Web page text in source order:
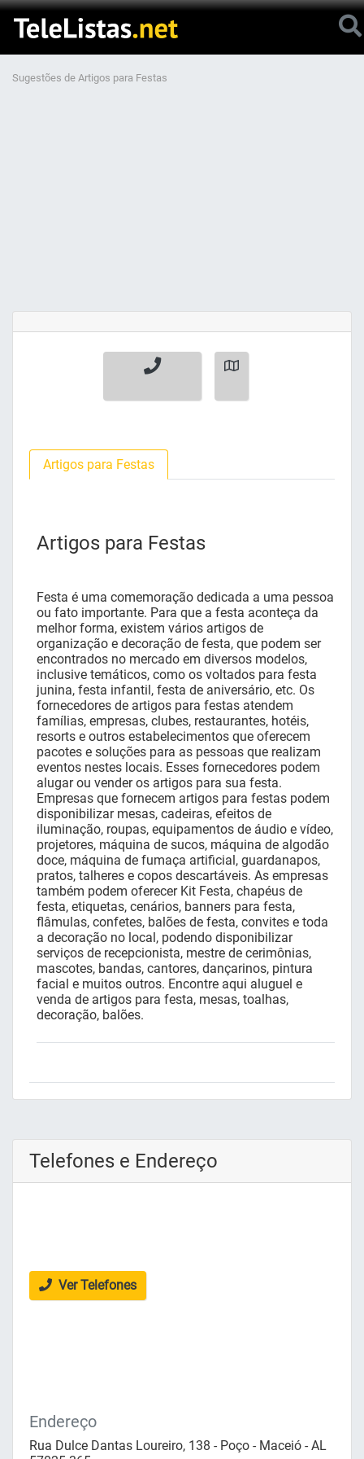
Sugestões de Artigos para Festas
Artigos para Festas
Artigos para Festas
Festa é uma comemoração dedicada a uma pessoa
ou fato importante. Para que a festa aconteça da
melhor forma, existem vários artigos de
organização e decoração de festa, que podem ser
encontrados no mercado em diversos modelos,
inclusive temáticos, como os voltados para festa
junina, festa infantil, festa de aniversário, etc. Os
fornecedores de artigos para festas atendem
famílias, empresas, clubes, restaurantes, hotéis,
resorts e outros estabelecimentos que oferecem
pacotes e soluções para as pessoas que realizam
eventos nestes locais. Esses fornecedores podem
alugar ou vender os artigos para sua festa.
Empresas que fornecem artigos para festas podem
disponibilizar mesas, cadeiras, efeitos de
iluminação, roupas, equipamentos de áudio e vídeo,
projetores, máquina de sucos, máquina de algodão
doce, máquina de fumaça artificial, guardanapos,
pratos, talheres e copos descartáveis. As empresas
também podem oferecer Kit Festa, chapéus de
festa, etiquetas, cenários, banners para festa,
flâmulas, confetes, balões de festa, convites e toda
a decoração no local, podendo disponibilizar
serviços de recepcionista, mestre de cerimônias,
mascotes, bandas, cantores, dançarinos, pintura
facial e muitos outros. Encontre aqui aluguel e
venda de artigos para festa, mesas, toalhas,
decoração, balões.
Telefones e Endereço
Ver Telefones
Endereço
Rua Dulce Dantas Loureiro, 138 - Poço - Maceió - AL